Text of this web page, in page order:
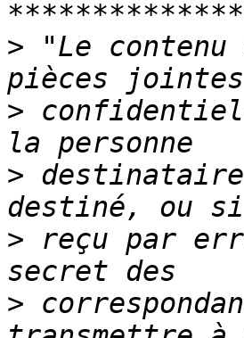
> "Le
>
>
> reçu par
>